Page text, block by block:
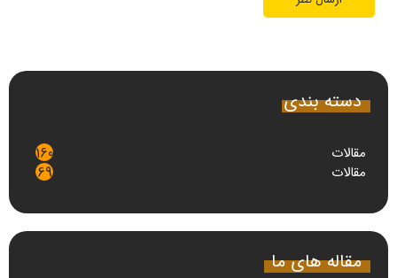
دسته بندی
مقالات 160
مقالات 69
مقاله های ما